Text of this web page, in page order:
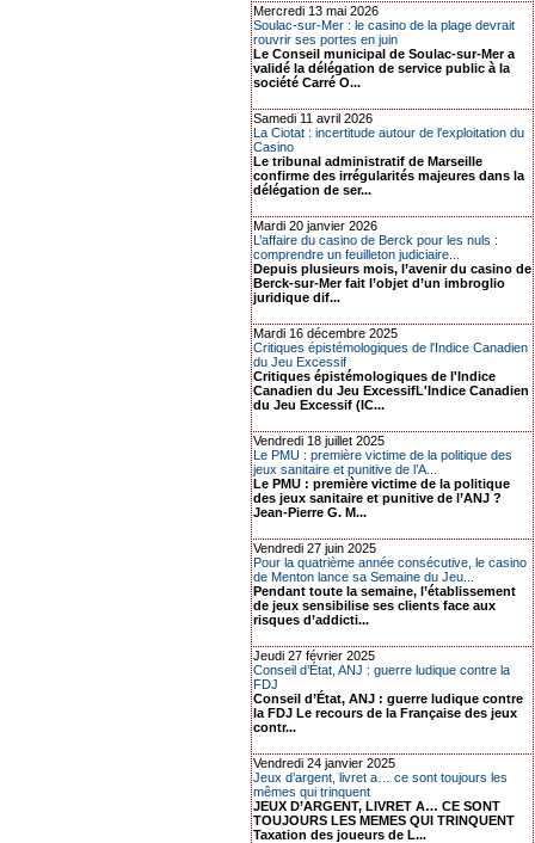
Mercredi 13 mai 2026
Soulac-sur-Mer : le casino de la plage devrait
rouvrir ses portes en juin
Le Conseil municipal de Soulac-sur-Mer a
validé la délégation de service public à la
société Carré O...
Samedi 11 avril 2026
La Ciotat : incertitude autour de l'exploitation du
Casino
Le tribunal administratif de Marseille
confirme des irrégularités majeures dans la
délégation de ser...
Mardi 20 janvier 2026
L’affaire du casino de Berck pour les nuls :
comprendre un feuilleton judiciaire...
Depuis plusieurs mois, l’avenir du casino de
Berck-sur-Mer fait l’objet d’un imbroglio
juridique dif...
Mardi 16 décembre 2025
Critiques épistémologiques de l'Indice Canadien
du Jeu Excessif
Critiques épistémologiques de l'Indice
Canadien du Jeu ExcessifL'Indice Canadien
du Jeu Excessif (IC...
Vendredi 18 juillet 2025
Le PMU : première victime de la politique des
jeux sanitaire et punitive de l’A...
Le PMU : première victime de la politique
des jeux sanitaire et punitive de l’ANJ ?
Jean-Pierre G. M...
Vendredi 27 juin 2025
Pour la quatrième année consécutive, le casino
de Menton lance sa Semaine du Jeu...
Pendant toute la semaine, l’établissement
de jeux sensibilise ses clients face aux
risques d’addicti...
Jeudi 27 février 2025
Conseil d’État, ANJ : guerre ludique contre la
FDJ
Conseil d’État, ANJ : guerre ludique contre
la FDJ Le recours de la Française des jeux
contr...
Vendredi 24 janvier 2025
Jeux d’argent, livret a… ce sont toujours les
mêmes qui trinquent
JEUX D’ARGENT, LIVRET A… CE SONT
TOUJOURS LES MEMES QUI TRINQUENT
Taxation des joueurs de L...